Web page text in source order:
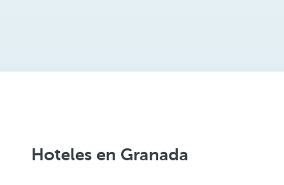
Hoteles en Granada